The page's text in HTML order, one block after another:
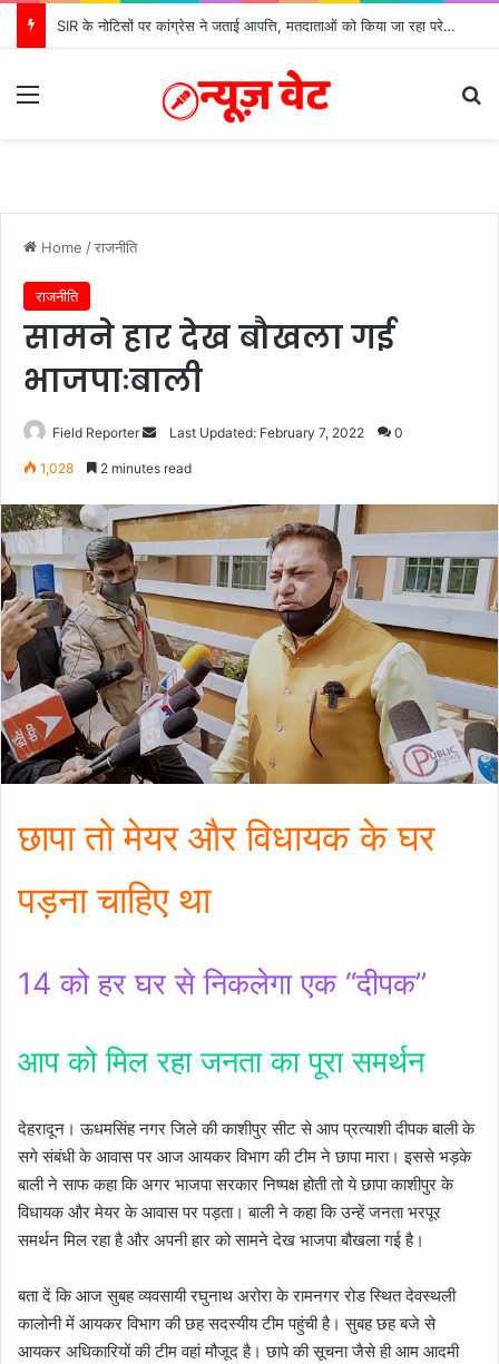
SIR के नोटिसों पर कांग्रेस ने जताई आपत्ति, मतदाताओं को किया जा रहा परेशान: बोले राष्ट्रीय प्रवक्ता आलोक शर्मा
Menu
Home /राजनीति
राजनीति
सामने हार देख बौखला गई
भाजपाःबाली
Field Reporter
SendLast Updated: February 7, 2022 0
1,028 2 minutes read
छापा तो मेयर और विधायक के घर
पड़ना चाहिए था
14 को हर घर से निकलेगा एक “दीपक”
आप को मिल रहा जनता का पूरा समर्थन
देहरादून। ऊधमसिंह नगर जिले की काशीपुर सीट से आप प्रत्याशी दीपक बाली के
सगे संबंधी के आवास पर आज आयकर विभाग की टीम ने छापा मारा। इससे भड़के
बाली ने साफ कहा कि अगर भाजपा सरकार निष्पक्ष होती तो ये छापा काशीपुर के
विधायक और मेयर के आवास पर पड़ता। बाली ने कहा कि उन्हें जनता भरपूर
समर्थन मिल रहा है और अपनी हार को सामने देख भाजपा बौखला गई है।
बता दें कि आज सुबह व्यवसायी रघुनाथ अरोरा के रामनगर रोड स्थित देवस्थली
कालोनी में आयकर विभाग की छह सदस्यीय टीम पहुंची है। सुबह छह बजे से
आयकर अधिकारियों की टीम वहां मौजूद है। छापे की सूचना जैसे ही आम आदमी